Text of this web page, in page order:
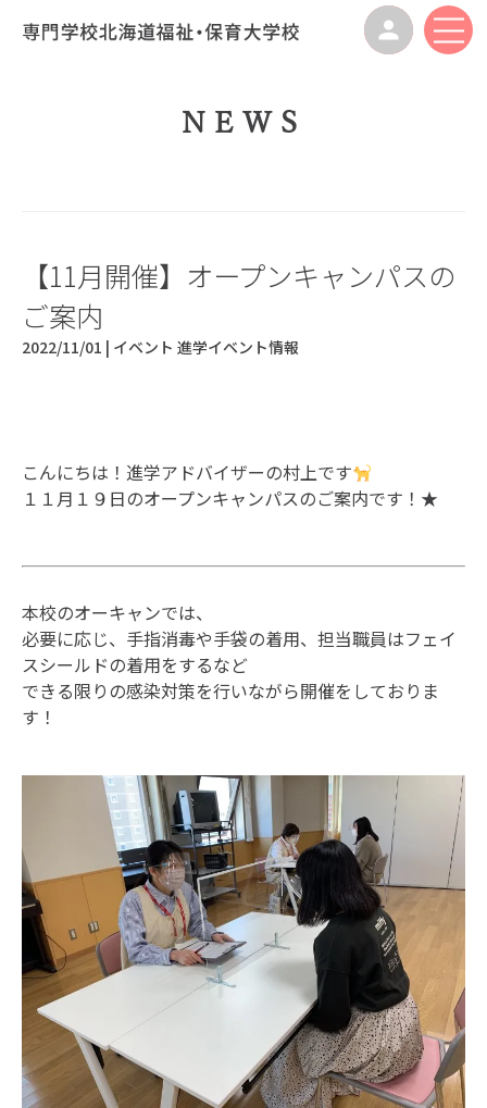
NEWS
【11月開催】オープンキャンパスの
ご案内
2022/11/01 | イベント 進学イベント情報
こんにちは！進学アドバイザーの村上です
１１月１９日のオープンキャンパスのご案内です！★
本校のオーキャンでは、
必要に応じ、手指消毒や手袋の着用、担当職員はフェイ
スシールドの着用をするなど
できる限りの感染対策を行いながら開催をしておりま
す！